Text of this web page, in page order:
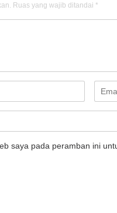
Ruas yang wajib ditandai *
saya pada peramban ini